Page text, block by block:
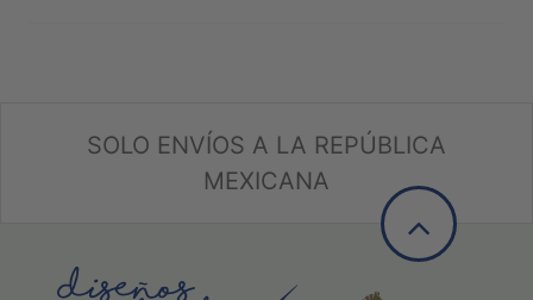
SOLO ENVÍOS A LA REPÚBLICA
MEXICANA